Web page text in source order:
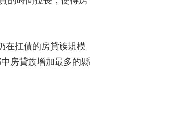
在扛債的房貸族規模
房貸族增加最多的縣